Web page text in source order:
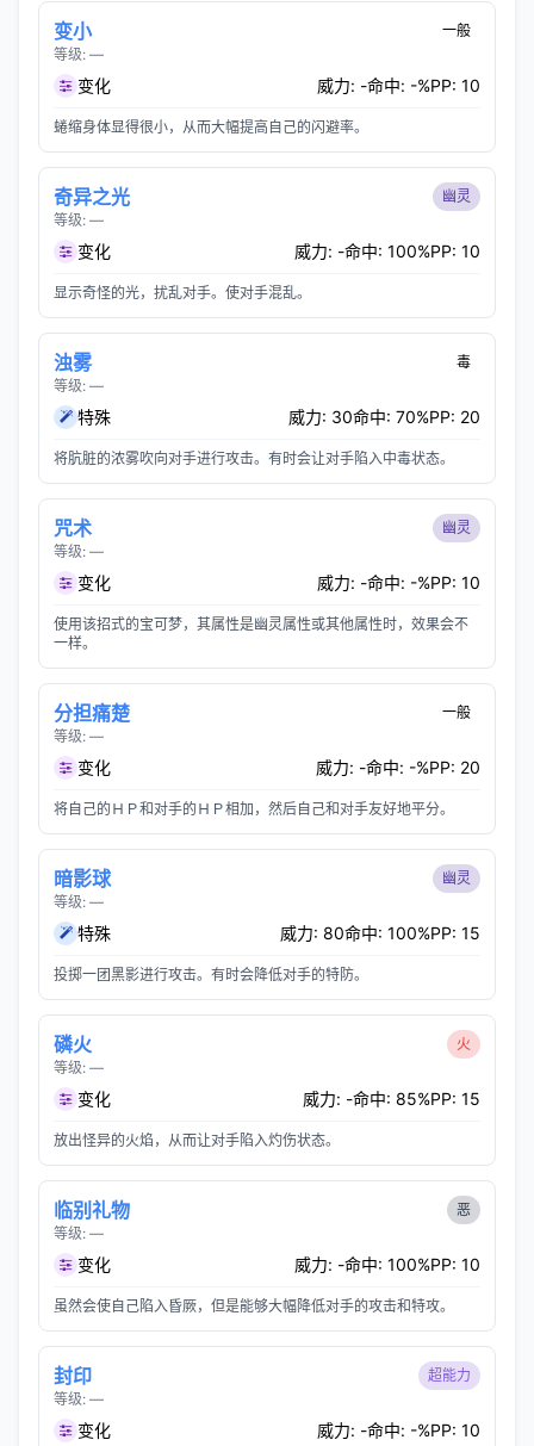
变小
等级: —
一般
变化 威力: -命中: -%PP: 10
蜷缩身体显得很小，从而大幅提高自己的闪避率。
奇异之光
等级: —
幽灵
变化 威力: -命中: 100%PP: 10
显示奇怪的光，扰乱对手。使对手混乱。
浊雾
等级: —
毒
特殊 威力: 30命中: 70%PP: 20
将肮脏的浓雾吹向对手进行攻击。有时会让对手陷入中毒状态。
咒术
等级: —
幽灵
变化 威力: -命中: -%PP: 10
使用该招式的宝可梦，其属性是幽灵属性或其他属性时，效果会不
一样。
分担痛楚
等级: —
一般
变化 威力: -命中: -%PP: 20
将自己的ＨＰ和对手的ＨＰ相加，然后自己和对手友好地平分。
暗影球
等级: —
幽灵
特殊 威力: 80命中: 100%PP: 15
投掷一团黑影进行攻击。有时会降低对手的特防。
磷火
等级: —
火
变化 威力: -命中: 85%PP: 15
放出怪异的火焰，从而让对手陷入灼伤状态。
临别礼物
等级: —
恶
变化 威力: -命中: 100%PP: 10
虽然会使自己陷入昏厥，但是能够大幅降低对手的攻击和特攻。
封印
等级: —
超能力
变化 威力: -命中: -%PP: 10